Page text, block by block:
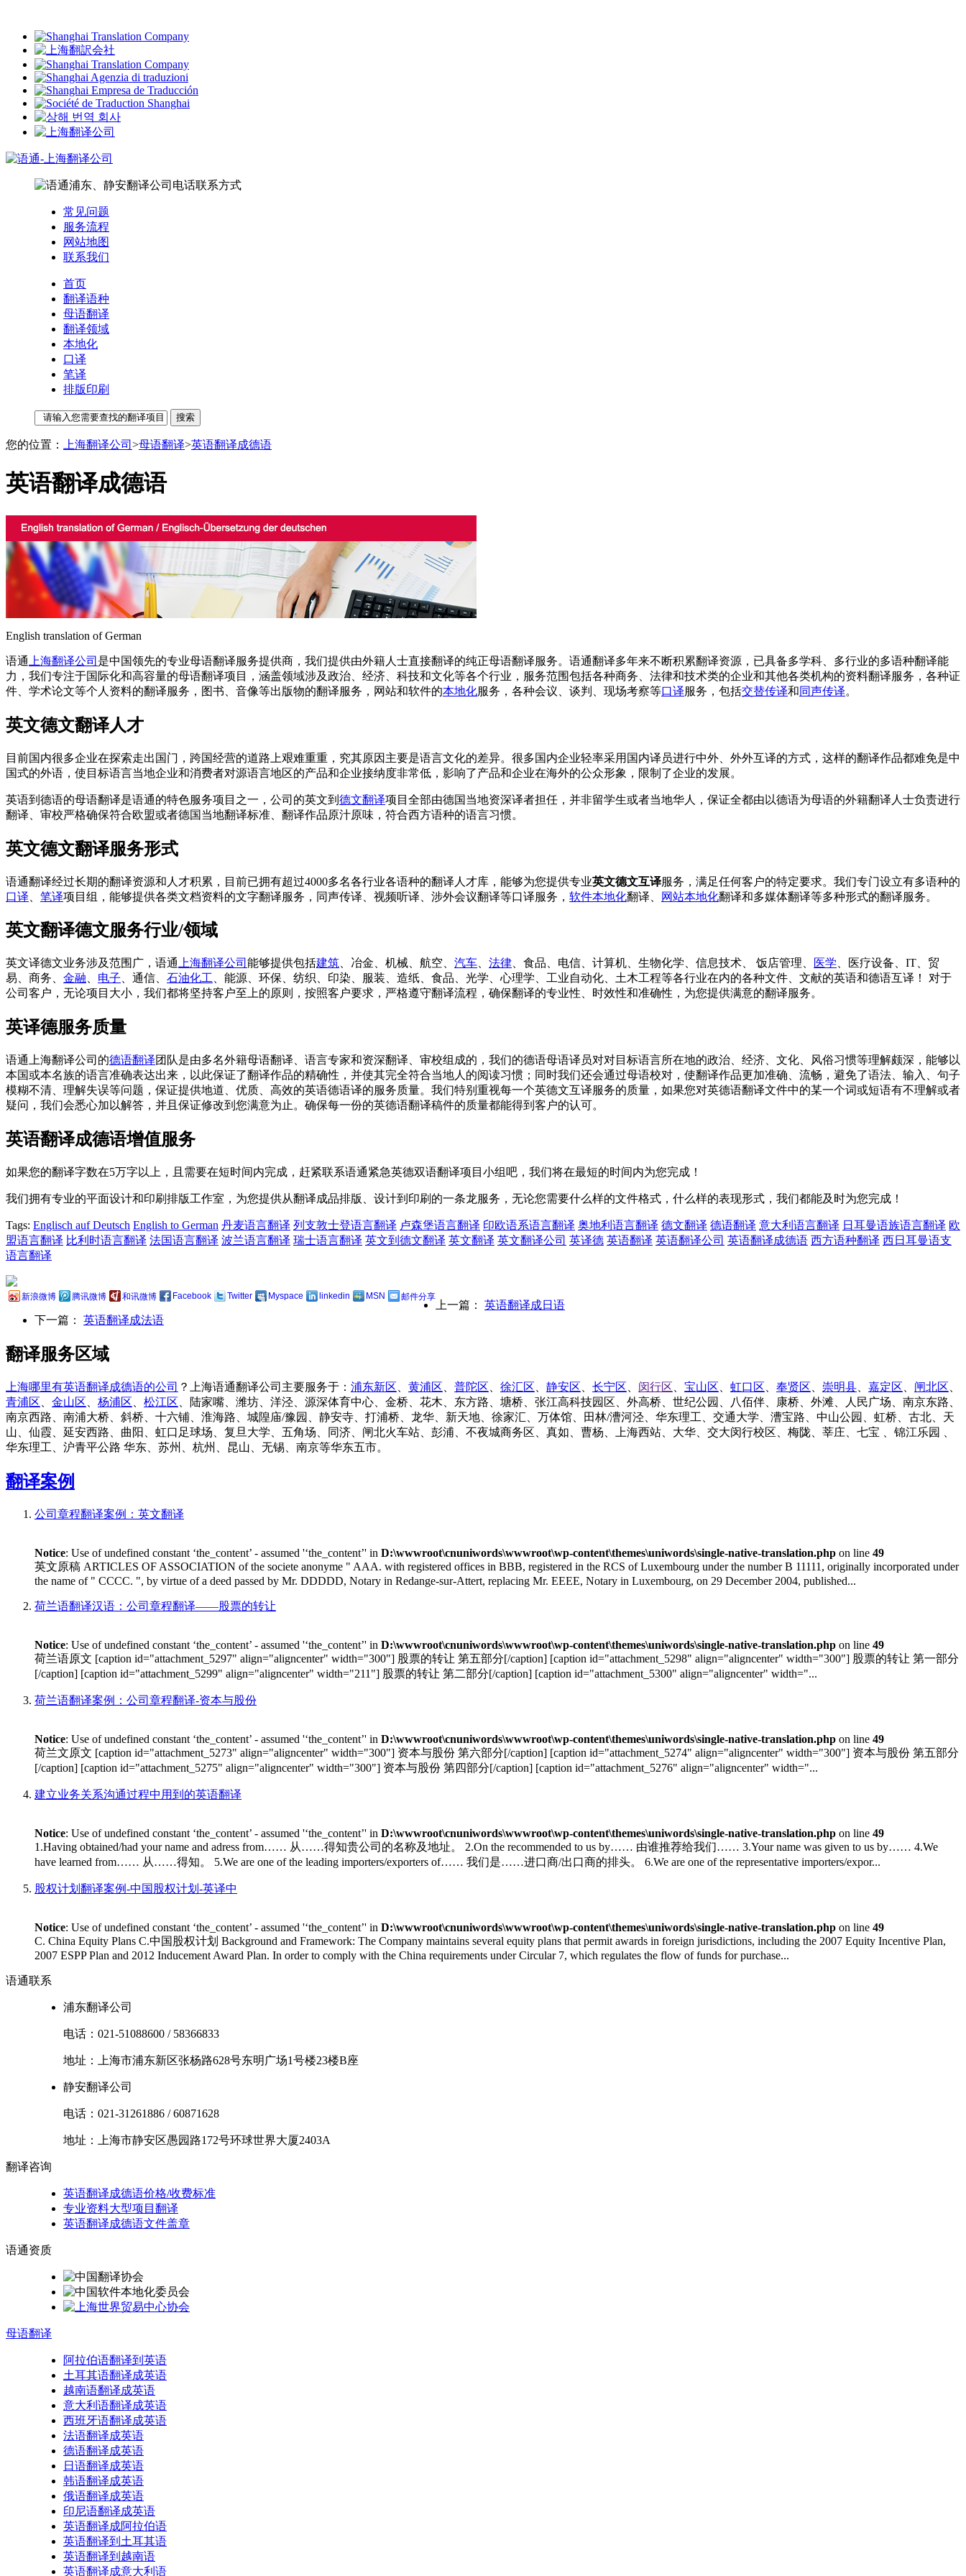
常见问题
服务流程
网站地图
联系我们
首页
翻译语种
母语翻译
翻译领域
本地化
口译
笔译
排版印刷
您的位置： 上海翻译公司 >母语翻译>英语翻译成德语
英语翻译成德语
English translation of German
语通 上海翻译公司 是中国领先的专业母语翻译服务提供商，我们提供由外籍人士直接翻译的纯正母语翻译服务。语通翻译多年来不断积累翻译资源，已具备多学科、多行业的多语种翻译能
力，我们专注于国际化和高容量的母语翻译项目，涵盖领域涉及政治、经济、科技和文化等各个行业，服务范围包括各种商务、法律和技术类的企业和其他各类机构的资料翻译服务，各种证
件、学术论文等个人资料的翻译服务，图书、音像等出版物的翻译服务，网站和软件的本地化服务，各种会议、谈判、现场考察等口译服务，包括交替传译和同声传译。
英文德文翻译人才
目前国内很多企业在探索走出国门，跨国经营的道路上艰难重重，究其原因主要是语言文化的差异。很多国内企业轻率采用国内译员进行中外、外外互译的方式，这样的翻译作品都难免是中
国式的外语，使目标语言当地企业和消费者对源语言地区的产品和企业接纳度非常低，影响了产品和企业在海外的公众形象，限制了企业的发展。
英语到德语的母语翻译是语通的特色服务项目之一，公司的英文到 德文翻译项目全部由德国当地资深译者担任，并非留学生或者当地华人，保证全都由以德语为母语的外籍翻译人士负责进行
翻译、审校严格确保符合欧盟或者德国当地翻译标准、翻译作品原汁原味，符合西方语种的语言习惯。
英文德文翻译服务形式
语通翻译经过长期的翻译资源和人才积累，目前已拥有超过4000多名各行业各语种的翻译人才库，能够为您提供专业英文德文互译服务，满足任何客户的特定要求。我们专门设立有多语种的
口译
笔译项目组，能够提供各类文档资料的文字翻译服务，同声传译、视频听译、涉外会议翻译等口译服务， 软件本地化翻译、 网站本地化翻译和多媒体翻译等多种形式的翻译服务。
英文翻译德文服务行业/领域
英文译德文业务涉及范围广，语通 上海翻译公司 能够提供包括建筑 、冶金、机械、航空、 汽车 法律 、食品、电信、计算机、生物化学、信息技术、 饭店管理、 医学 、医疗设备、IT、贸
易、商务、 金融 电子 、通信、 石油化工 、能源、环保、纺织、印染、服装、造纸、食品、光学、心理学、工业自动化、土木工程等各行业在内的各种文件、文献的英语和德语互译！ 对于
公司客户，无论项目大小，我们都将坚持客户至上的原则，按照客户要求，严格遵守翻译流程，确保翻译的专业性、时效性和准确性，为您提供满意的翻译服务。
英译德服务质量
语通上海翻译公司的德语翻译团队是由多名外籍母语翻译、语言专家和资深翻译、审校组成的，我们的德语母语译员对对目标语言所在地的政治、经济、文化、风俗习惯等理解颇深，能够以
本国或本名族的语言准确表达出来，以此保证了翻译作品的精确性，并使其完全符合当地人的阅读习惯；同时我们还会通过母语校对，使翻译作品更加准确、流畅，避免了语法、输入、句子
模糊不清、理解失误等问题，保证提供地道、优质、高效的英语德语译的服务质量。我们特别重视每一个英德文互译服务的质量，如果您对英德语翻译文件中的某一个词或短语有不理解或者
疑问，我们会悉心加以解答，并且保证修改到您满意为止。确保每一份的英德语翻译稿件的质量都能得到客户的认可。
英语翻译成德语增值服务
如果您的翻译字数在5万字以上，且需要在短时间内完成，赶紧联系语通紧急英德双语翻译项目小组吧，我们将在最短的时间内为您完成！
我们拥有专业的平面设计和印刷排版工作室，为您提供从翻译成品排版、设计到印刷的一条龙服务，无论您需要什么样的文件格式，什么样的表现形式，我们都能及时为您完成！
Tags: Englisch auf Deutsch English to German 丹麦语言翻译 列支敦士登语言翻译 卢森堡语言翻译 印欧语系语言翻译 奥地利语言翻译 德文翻译 德语翻译 意大利语言翻译 日耳曼语族语言翻译 欧
盟语言翻译 比利时语言翻译 法国语言翻译 波兰语言翻译 瑞士语言翻译 英文到德文翻译 英文翻译 英文翻译公司 英译德 英语翻译 英语翻译公司 英语翻译成德语 西方语种翻译 西日耳曼语支
语言翻译
新浪微博 腾讯微博 和讯微博 Facebook Twitter Myspace linkedin MSN 邮件分享
上一篇： 英语翻译成日语
下一篇： 英语翻译成法语
翻译服务区域
上海哪里有英语翻译成德语的公司 ？上海语通翻译公司主要服务于： 浦东新区 黄浦区 普陀区 徐汇区 静安区 长宁区 闵行区 宝山区 虹口区 奉贤区 崇明县 嘉定区 闸北区
青浦区
金山区 杨浦区 松江区 、陆家嘴、潍坊、洋泾、源深体育中心、金桥、花木、东方路、塘桥、张江高科技园区、外高桥、世纪公园、八佰伴、康桥、外滩、人民广场、南京东路、
南京西路、南浦大桥、斜桥、十六铺、淮海路、城隍庙/豫园、静安寺、打浦桥、龙华、新天地、徐家汇、万体馆、田林/漕河泾、华东理工、交通大学、漕宝路、中山公园、虹桥、古北、天
山、仙霞、延安西路、曲阳、虹口足球场、复旦大学、五角场、同济、闸北火车站、彭浦、不夜城商务区、真如、曹杨、上海西站、大华、交大闵行校区、梅陇、莘庄、七宝 、锦江乐园 、
华东理工、沪青平公路 华东、苏州、杭州、昆山、无锡、南京等华东五市。
翻译案例
公司章程翻译案例：英文翻译
Notice: Use of undefined constant ‘the_content’ - assumed '‘the_content’' in D:\wwwroot\cnuniwords\wwwroot\wp-content\themes\uniwords\single-native-translation.php on line 49
英文原稿 ARTICLES OF ASSOCIATION of the societe anonyme " AAA. with registered offices in BBB, registered in the RCS of Luxembourg under the number B 11111, originally incorporated under
the name of " CCCC. ", by virtue of a deed passed by Mr. DDDDD, Notary in Redange-sur-Attert, replacing Mr. EEEE, Notary in Luxembourg, on 29 December 2004, published...
荷兰语翻译汉语：公司章程翻译——股票的转让
Notice: Use of undefined constant ‘the_content’ - assumed '‘the_content’' in D:\wwwroot\cnuniwords\wwwroot\wp-content\themes\uniwords\single-native-translation.php on line 49
荷兰语原文 [caption id="attachment_5297" align="aligncenter" width="300"] 股票的转让 第五部分[/caption] [caption id="attachment_5298" align="aligncenter" width="300"] 股票的转让 第一部分
[/caption] [caption id="attachment_5299" align="aligncenter" width="211"] 股票的转让 第二部分[/caption] [caption id="attachment_5300" align="aligncenter" width="...
荷兰语翻译案例：公司章程翻译-资本与股份
Notice: Use of undefined constant ‘the_content’ - assumed '‘the_content’' in D:\wwwroot\cnuniwords\wwwroot\wp-content\themes\uniwords\single-native-translation.php on line 49
荷兰文原文 [caption id="attachment_5273" align="aligncenter" width="300"] 资本与股份 第六部分[/caption] [caption id="attachment_5274" align="aligncenter" width="300"] 资本与股份 第五部分
[/caption] [caption id="attachment_5275" align="aligncenter" width="300"] 资本与股份 第四部分[/caption] [caption id="attachment_5276" align="aligncenter" width="...
建立业务关系沟通过程中用到的英语翻译
Notice: Use of undefined constant ‘the_content’ - assumed '‘the_content’' in D:\wwwroot\cnuniwords\wwwroot\wp-content\themes\uniwords\single-native-translation.php on line 49
1.Having obtained/had your name and adress from…… 从……得知贵公司的名称及地址。 2.On the recommended to us by…… 由谁推荐给我们…… 3.Your name was given to us by…… 4.We
have learned from…… 从……得知。 5.We are one of the leading importers/exporters of…… 我们是……进口商/出口商的排头。 6.We are one of the representative importers/expor...
股权计划翻译案例-中国股权计划-英译中
Notice: Use of undefined constant ‘the_content’ - assumed '‘the_content’' in D:\wwwroot\cnuniwords\wwwroot\wp-content\themes\uniwords\single-native-translation.php on line 49
C. China Equity Plans C.中国股权计划 Background and Framework: The Company maintains several equity plans that permit awards in foreign jurisdictions, including the 2007 Equity Incentive Plan,
2007 ESPP Plan and 2012 Inducement Award Plan. In order to comply with the China requirements under Circular 7, which regulates the flow of funds for purchase...
语通联系
浦东翻译公司
电话： 021-51088600 / 58366833
地址： 上海市浦东新区张杨路628号东明广场1号楼23楼B座
静安翻译公司
电话： 021-31261886 /60871628
地址： 上海市静安区愚园路172号环球世界大厦2403A
翻译咨询
英语翻译成德语价格/收费标准
专业资料大型项目翻译
英语翻译成德语文件盖章
语通资质
母语翻译
阿拉伯语翻译到英语
土耳其语翻译成英语
越南语翻译成英语
意大利语翻译成英语
西班牙语翻译成英语
法语翻译成英语
德语翻译成英语
日语翻译成英语
韩语翻译成英语
俄语翻译成英语
印尼语翻译成英语
英语翻译成阿拉伯语
英语翻译到土耳其语
英语翻译到越南语
英语翻译成意大利语